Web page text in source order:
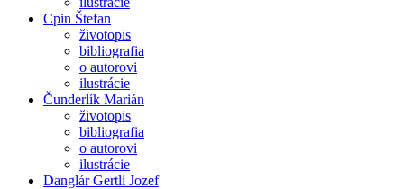
Cpin Štefan
životopis
bibliografia
o autorovi
ilustrácie
Čunderlík Marián
životopis
bibliografia
o autorovi
ilustrácie
Danglár Gertli Jozef